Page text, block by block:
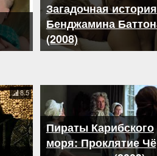
Загадочная история
Бенджамина
(2008)
8.5
Пираты Карибского
моря: Проклятие